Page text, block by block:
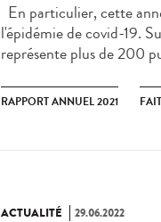
En particulier, cette
l'épidémie de covid-19.
représente plus de 200
RAPPORT ANNUEL 2021
ACTUALITÉ 29.06.2022